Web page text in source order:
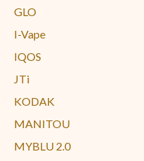
GLO
I-Vape
IQOS
JTi
KODAK
MANITOU
MYBLU 2.0